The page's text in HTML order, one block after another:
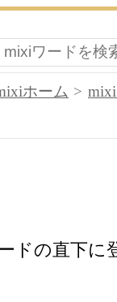
ホーム
ドの直下に